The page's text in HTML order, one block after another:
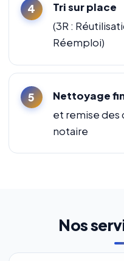
Tri sur place
(3R :
Réemploi)
Nettoyage
et remise des
notaire
Nos